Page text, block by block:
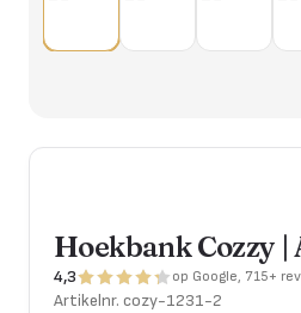
Hoekbank Cozzy
4,3 op Google, 715+
Artikelnr. cozy-1231-2